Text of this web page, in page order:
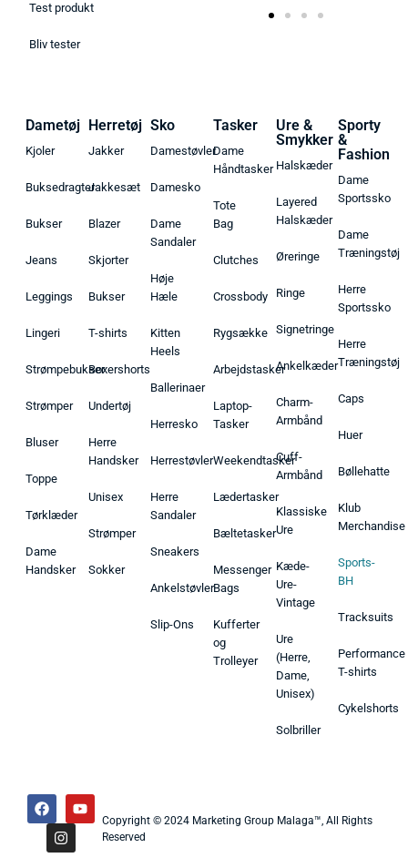
Test produkt
Bliv tester
Dametøj
Kjoler
Buksedragter
Bukser
Jeans
Leggings
Lingeri
Strømpebukser
Strømper
Bluser
Toppe
Tørklæder
Dame
Handsker
Herretøj
Jakker
Jakkesæt
Blazer
Skjorter
Bukser
T-shirts
Boxershorts
Undertøj
Herre
Handsker
Unisex
Strømper
Sokker
Sko
Damestøvler
Damesko
Dame
Sandaler
Høje
Hæle
Kitten
Heels
Ballerinaer
Herresko
Herrestøvler
Herre
Sandaler
Sneakers
Ankelstøvler
Slip-Ons
Tasker
Dame
Håndtasker
Tote
Bag
Clutches
Crossbody
Rygsække
Arbejdstasker
Laptop-
Tasker
Weekendtasker
Lædertasker
Bæltetasker
Messenger
Bags
Kufferter
og
Trolleyer
Ure &
Smykker
Halskæder
Layered
Halskæder
Øreringe
Ringe
Signetringe
Ankelkæder
Charm-
Armbånd
Cuff-
Armbånd
Klassiske
Ure
Kæde-
Ure-
Vintage
Ure
(Herre,
Dame,
Unisex)
Solbriller
Sporty
&
Fashion
Dame
Sportssko
Dame
Træningstøj
Herre
Sportssko
Herre
Træningstøj
Caps
Huer
Bøllehatte
Klub
Merchandise
Sports-
BH
Tracksuits
Performance
T-shirts
Cykelshorts
Copyright © 2024 Marketing Group Malaga™, All Rights
Reserved